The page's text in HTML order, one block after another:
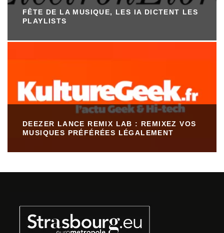
FÊTE DE LA MUSIQUE, LES IA DICTENT LES
PLAYLISTS
DEEZER LANCE REMIX LAB : REMIXEZ VOS
MUSIQUES PRÉFÉRÉES LÉGALEMENT